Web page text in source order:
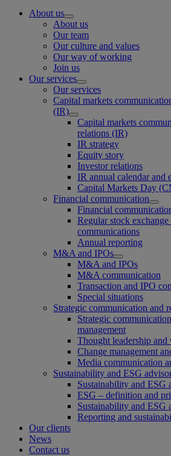
About us
About us
Our team
Our culture and values
Our way of working
Join us
Our services
Our services
Capital markets
(IR)
Capital markets
relations (IR)
IR strategy
Equity story
Investor relations
IR annual calendar and
Capital Markets Day
Financial communication
Financial
Regular stock
communications
Annual reporting
M&A and IPOs
M&A and IPOs
M&A communication
Transaction and IPO
Special situations
Strategic communication and
Strategic
management
Thought leadership
Change management
Media communication
Sustainability and ESG
Sustainability and ESG
ESG – definition and
Sustainability and ESG
Reporting and
Our clients
News
Contact us